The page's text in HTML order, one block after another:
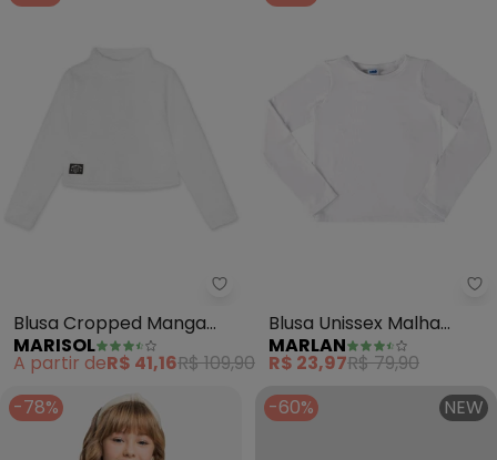
Marisol - Blusa Cropped
Blusa Cropped Manga
Longa Infantil (Branco)
MARISOL
A partir deR$ 41,16R$ 109,90
Blusa Unissex Malha
Térmica Felpada
(Branco)
MARLAN
R$ 23,97R$ 79,90
-78%
-60% NEW